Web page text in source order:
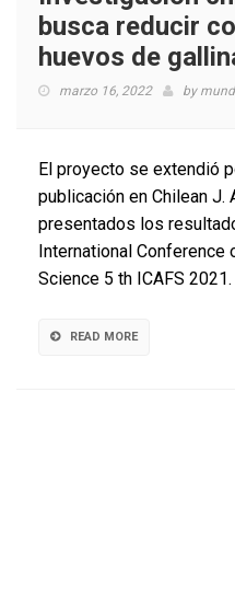
busca reducir
huevos de
marzo 16, 2022 by
El proyecto se extendió
publicación en Chilean J.
presentados los
International Conference
Science 5 th ICAFS 2021.
READ MORE